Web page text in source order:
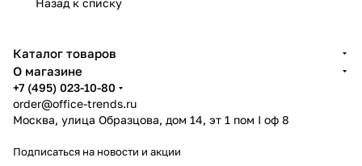
Каталог товаров
О магазине
+7 (495) 023-10-80
order@office-trends.ru
Москва, улица Образцова, дом 14, эт 1 пом I оф 8
Подписаться на новости и акции